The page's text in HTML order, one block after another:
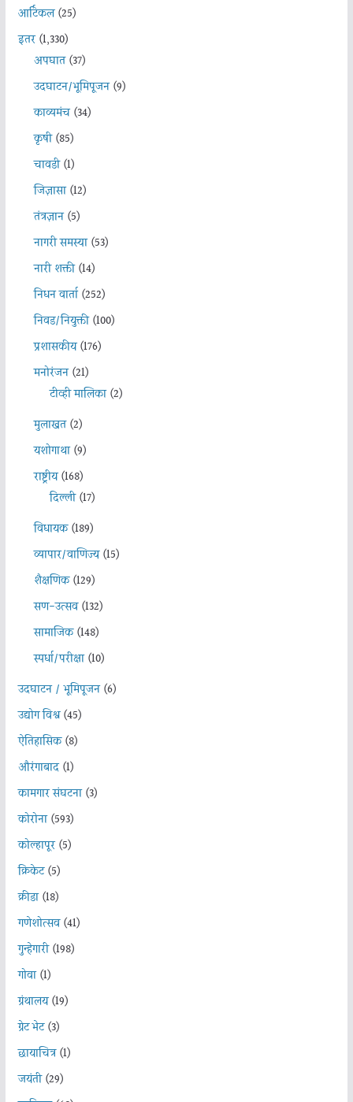
आर्टिकल(25)
इतर(1,330)
अपघात(37)
उदघाटन/भूमिपूजन(9)
काव्यमंच(34)
कृषी(85)
चावडी(1)
जिज्ञासा(12)
तंत्रज्ञान(5)
नागरी समस्या(53)
नारी शक्ती(14)
निधन वार्ता(252)
निवड/नियुक्ती(100)
प्रशासकीय(176)
मनोरंजन(21)
टीव्ही मालिका(2)
मुलाखत(2)
यशोगाथा(9)
राष्ट्रीय(168)
दिल्ली(17)
विधायक(189)
व्यापार/वाणिज्य(15)
शैक्षणिक(129)
सण-उत्सव(132)
सामाजिक(148)
स्पर्धा/परीक्षा(10)
उदघाटन / भूमिपूजन(6)
उद्योग विश्व(45)
ऐतिहासिक(8)
औरंगाबाद(1)
कामगार संघटना(3)
कोरोना(593)
कोल्हापूर(5)
क्रिकेट(5)
क्रीडा(18)
गणेशोत्सव(41)
गुन्हेगारी(198)
गोवा(1)
ग्रंथालय(19)
ग्रेट भेट(3)
छायाचित्र(1)
जयंती(29)